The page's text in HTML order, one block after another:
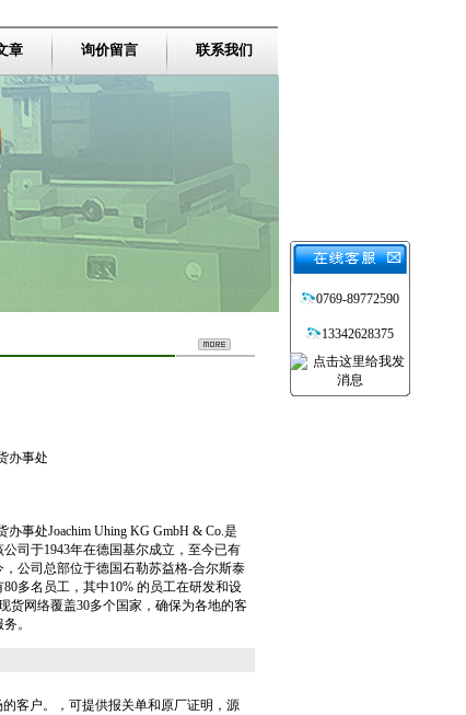
章 询价留言 联系我们
办事处
事处Joachim Uhing KG GmbH & Co.是
司于1943年在德国基尔成立，至今已有
，公司总部位于德国石勒苏益格-合尔斯泰
多名员工，其中10% 的员工在研发和设
货网络覆盖30多个国家，确保为各地的客
。
客户。，可提供报关单和原厂证明，源
0769-89772590
13342628375